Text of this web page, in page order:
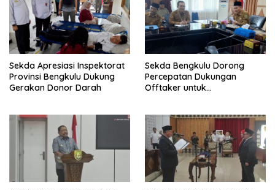
Sekda Apresiasi Inspektorat
Provinsi Bengkulu Dukung
Gerakan Donor Darah
Sekda Bengkulu Dorong
Percepatan Dukungan
Offtaker untuk